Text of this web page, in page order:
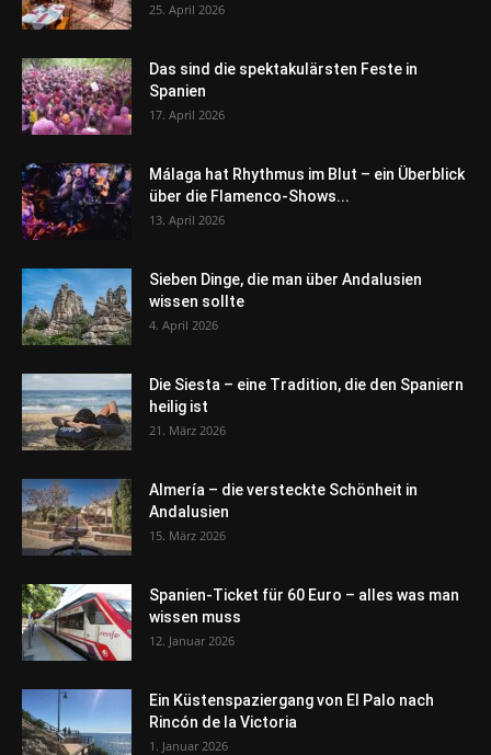
25. April 2026
Das sind die spektakulärsten Feste in
Spanien
17. April 2026
Málaga hat Rhythmus im Blut – ein Überblick
über die Flamenco-Shows...
13. April 2026
Sieben Dinge, die man über Andalusien
wissen sollte
4. April 2026
Die Siesta – eine Tradition, die den Spaniern
heilig ist
21. März 2026
Almería – die versteckte Schönheit in
Andalusien
15. März 2026
Spanien-Ticket für 60 Euro – alles was man
wissen muss
12. Januar 2026
Ein Küstenspaziergang von El Palo nach
Rincón de la Victoria
1. Januar 2026